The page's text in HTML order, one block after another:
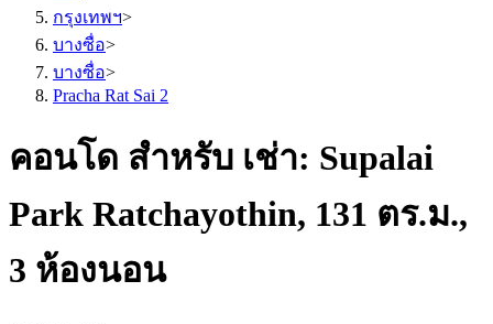
กรุงเทพฯ>
บางซื่อ>
บางซื่อ>
Pracha Rat Sai 2
คอนโด สำหรับ เช่า: Supalai
Park Ratchayothin, 131 ตร.ม.,
3 ห้องนอน